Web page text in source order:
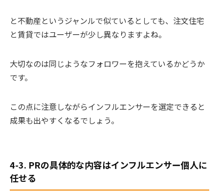
と不動産というジャンルで似ているとしても、注文住宅
と賃貸ではユーザーが少し異なりますよね。
大切なのは同じようなフォロワーを抱えているかどうか
です。
この点に注意しながらインフルエンサーを選定できると
成果も出やすくなるでしょう。
4-3. PRの具体的な内容はインフルエンサー個人に
任せる